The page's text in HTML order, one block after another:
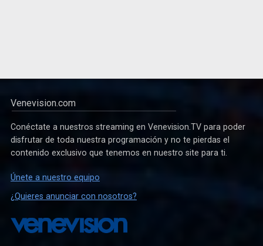
Venevision.com
Conéctate a nuestros streaming en Venevision.TV para poder
disfrutar de toda nuestra programación y no te pierdas el
contenido exclusivo que tenemos en nuestro site para ti.
Únete a nuestro equipo
¿Quieres anunciar con nosotros?